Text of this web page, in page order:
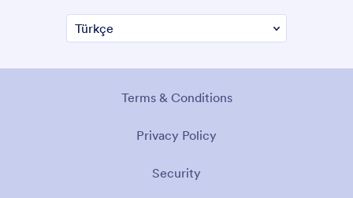
Terms & Conditions
Privacy Policy
Security